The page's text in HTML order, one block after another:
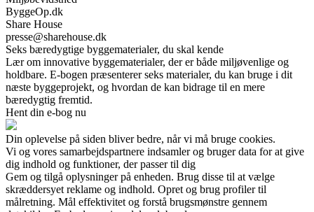
ByggeOp.dk
Share House
presse@sharehouse.dk
Seks bæredygtige byggematerialer, du skal kende
Lær om innovative byggematerialer, der er både miljøvenlige og
holdbare. E-bogen præsenterer seks materialer, du kan bruge i dit
næste byggeprojekt, og hvordan de kan bidrage til en mere
bæredygtig fremtid.
Hent din e-bog nu
Din oplevelse på siden bliver bedre, når vi må bruge cookies.
Vi og vores samarbejdspartnere indsamler og bruger data for at give
dig indhold og funktioner, der passer til dig
Gem og tilgå oplysninger på enheden. Brug disse til at vælge
skræddersyet reklame og indhold. Opret og brug profiler til
målretning. Mål effektivitet og forstå brugsmønstre gennem